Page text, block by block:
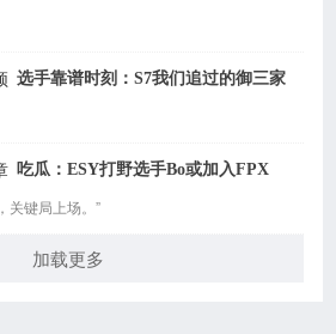
选手靠谱时刻：S7我们追过的御三家
吃瓜：ESY打野选手Bo或加入FPX
关键局上场。”
加载更多